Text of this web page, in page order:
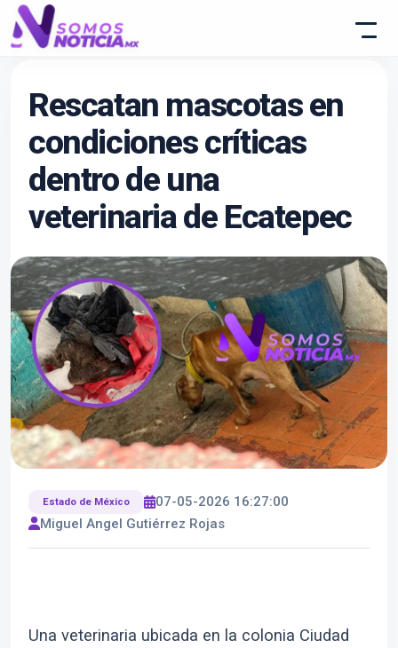
Rescatan mascotas en
condiciones críticas
dentro de una
veterinaria de Ecatepec
Estado de México
07-05-2026 16:27:00
Miguel Angel Gutiérrez Rojas
Una veterinaria ubicada en la colonia Ciudad